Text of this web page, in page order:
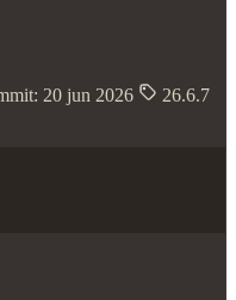
20 jun 2026
26.6.7